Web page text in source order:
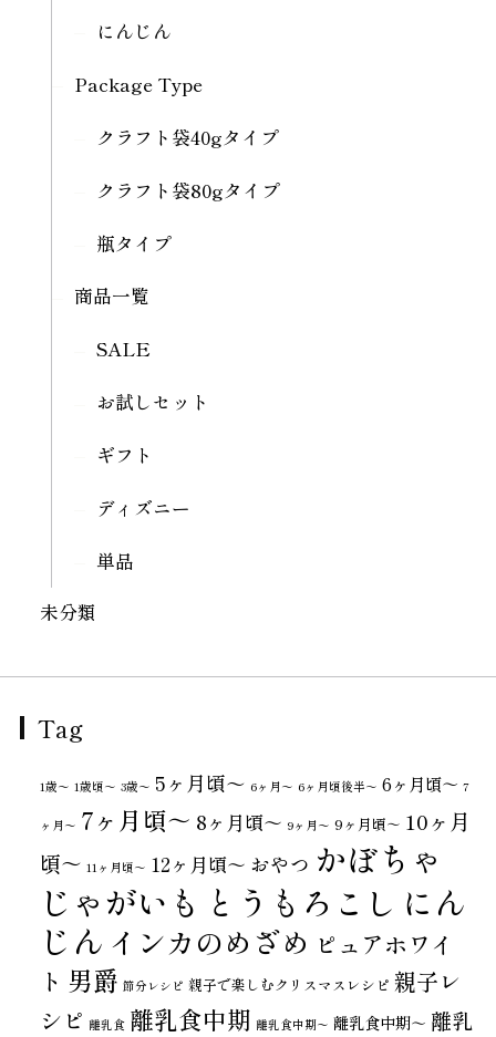
にんじん
Package Type
クラフト袋40gタイプ
クラフト袋80gタイプ
瓶タイプ
商品一覧
SALE
お試しセット
ギフト
ディズニー
単品
未分類
Tag
1歳〜 1歳頃～ 3歳〜 5ヶ月頃～ 6ヶ月〜 6ヶ月頃後半～ 6ヶ月頃～ 7
ヶ月〜 7ヶ月頃～ 8ヶ月頃～ 9ヶ月〜 9ヶ月頃～ 10ヶ月
頃～ 11ヶ月頃～ 12ヶ月頃～ おやつ かぼちゃ
じゃがいも とうもろこし にん
じん インカのめざめ ピュアホワイ
ト 男爵 節分レシピ 親子で楽しむクリスマスレシピ 親子レ
シピ 離乳食 離乳食中期 離乳食中期〜 離乳食中期～ 離乳